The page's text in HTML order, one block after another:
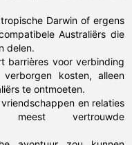
Darwin of ergens
Australiërs die
delen.
barrières voor verbinding
kosten, alleen
te ontmoeten.
en relaties
vertrouwde